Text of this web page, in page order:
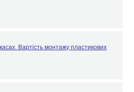
Вартість монтажу пластикових